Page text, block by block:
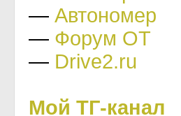
— Автономер
— Форум ОТ
— Drive2.ru
Мой ТГ-канал